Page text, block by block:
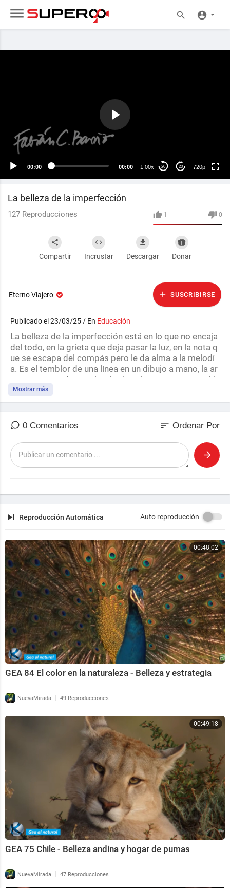
00:00 00:00 1.00x 20 20 720p
La belleza de la imperfección
1 0
127 Reproducciones
Compartir Incrustar Descargar Donar
Eterno Viajero SUSCRIBIRSE
Publicado el 23/03/25 / En Educación
⁣La belleza de la imperfección está en lo que no encaja
del todo, en la grieta que deja pasar la luz, en la nota q
ue se escapa del compás pero le da alma a la melodí
a. Es el temblor de una línea en un dibujo a mano, la ar
ruga que guarda una risa, la cicatriz que cuenta una hi
storia.
ción, en cambio, respira, crece, susurra que la vida no
o es lo impecable, sino lo auténtico.
Mostrar más
0 Comentarios sort Ordenar Por
Reproducción Automática Auto reproducción
00:48:02
GEA 84 El color en la naturaleza - Belleza y estrategia
NuevaMirada | 49 Reproducciones
00:49:18
GEA 75 Chile - Belleza andina y hogar de pumas
NuevaMirada | 47 Reproducciones